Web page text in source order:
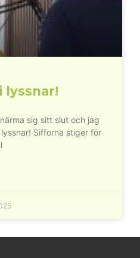
lyssnar!
sig sitt slut och jag
Sifforna stiger för